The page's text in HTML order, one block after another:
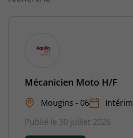
Mécanicien Moto H/F
Mougins - 06 Intérim
Publié le 30 juillet 2026